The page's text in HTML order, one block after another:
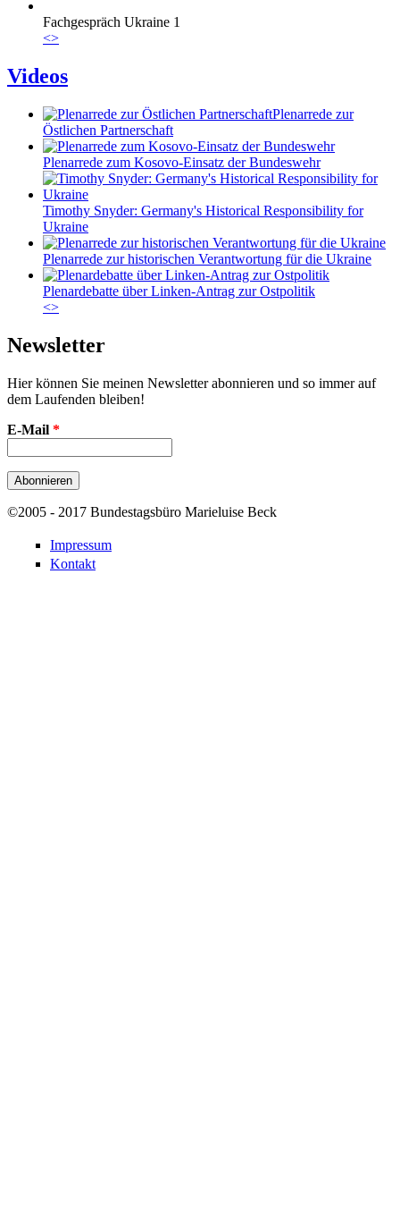
Fachgespräch Ukraine 1
<>
Videos
Plenarrede zur
Östlichen Partnerschaft
Plenarrede zum Kosovo-Einsatz der Bundeswehr
Timothy Snyder: Germany's Historical Responsibility for
Ukraine
Plenarrede zur historischen Verantwortung für die Ukraine
Plenardebatte über Linken-Antrag zur Ostpolitik
<>
Newsletter
Hier können Sie meinen Newsletter abonnieren und so immer auf
dem Laufenden bleiben!
E-Mail *
©2005 - 2017 Bundestagsbüro Marieluise Beck
Impressum
Kontakt